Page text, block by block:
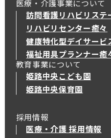
医療・介護事業について
訪問看護リハビリステ
リハビリセンター癒々
健康特化型デイサービ
健康特化型デイサービ
福祉用具プランナー癒
教育事業について
姫路中央こども園
姫路中央保育園
採用情報
医療・介護 採用情報